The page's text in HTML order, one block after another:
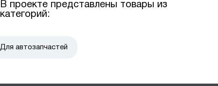
В проекте представлены товары из
категорий:
Для автозапчастей